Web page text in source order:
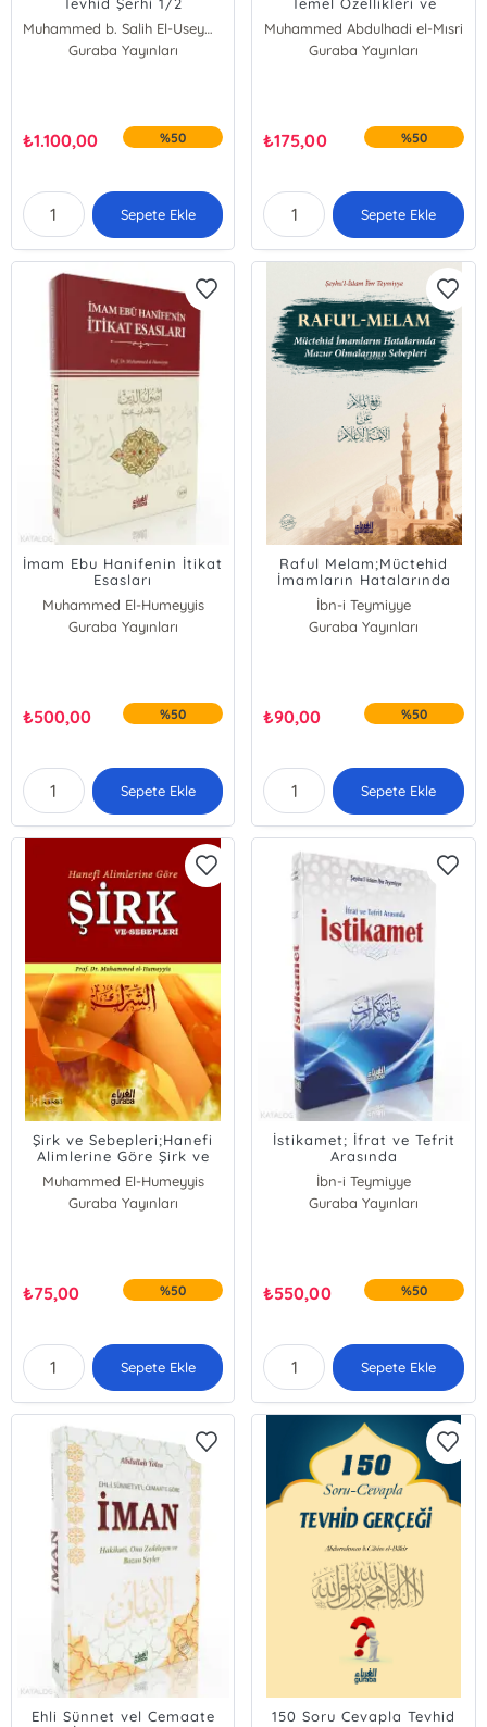
Muhammed b. Salih El-Useymîn
Guraba Yayınları
₺1.100,00 %50
Sepete Ekle
Değişmez Esasları
Muhammed Abdulhadi el-Mısri
Guraba Yayınları
₺175,00 %50
Sepete Ekle
İmam Ebu Hanifenin İtikat
Esasları
Muhammed El-Humeyyis
Guraba Yayınları
₺500,00 %50
Sepete Ekle
Raful Melam;Müctehid
İmamların Hatalarında
Mazur Olmalarının
Sebepleri
İbn-i Teymiyye
Guraba Yayınları
₺90,00 %50
Sepete Ekle
Şirk ve Sebepleri;Hanefi
Alimlerine Göre Şirk ve
Sebepleri
Muhammed El-Humeyyis
Guraba Yayınları
₺75,00 %50
Sepete Ekle
İstikamet; İfrat ve Tefrit
Arasında
İbn-i Teymiyye
Guraba Yayınları
₺550,00 %50
Sepete Ekle
Ehli Sünnet vel Cemaate
150 Soru Cevapla Tevhid